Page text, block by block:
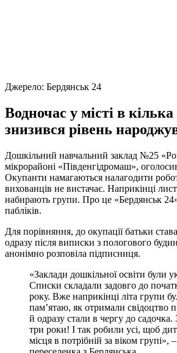
Джерело: Бердянськ 24
Водночас у місті в кілька
знизився рівень
Дошкільний навчальний заклад №25
мікрорайоні «Південгідромаш»,
Окупанти намагаються налагодити
вихованців не вистачає. Наприкінці
набирають групи. Про це «Бердянськ
пабліків.
Для порівняння, до окупації батьки
одразу після виписки з пологового
анонімно розповіла підписниця.
«Заклади дошкільної освіти були
Списки складали задовго до
року. Вже наприкінці літа групи
пам’ятаю, як отримали свідоцтво
й одразу стали в чергу до садочка.
три роки! І так робили усі, щоб
місця в потрібній за віком групі»,